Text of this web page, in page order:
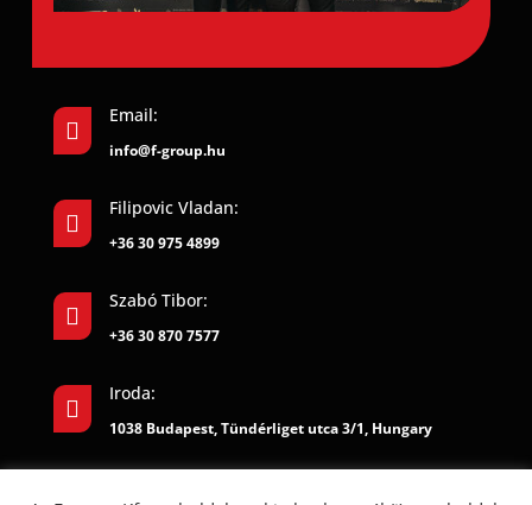

Email:
info@f-group.hu

Filipovic Vladan:
+36 30 975 4899

Szabó Tibor:
+36 30 870 7577

Iroda:
1038 Budapest, Tündérliget utca 3/1, Hungary